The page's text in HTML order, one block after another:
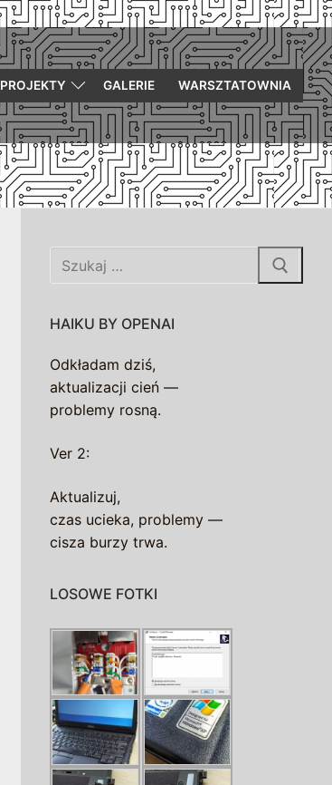
PROJEKTY GALERIE WARSZTATOWNIA
Szukaj:
HAIKU BY OPENAI
Odkładam dziś,
aktualizacji cień —
problemy rosną.
Ver 2:
Aktualizuj,
czas ucieka, problemy —
cisza burzy trwa.
LOSOWE FOTKI